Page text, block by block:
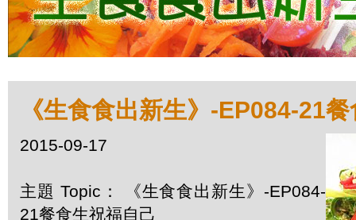
《生食食出新生》-EP084-21
2015-09-17
主題 Topic： 《生食食出新生》-EP084-
21餐食生祝福自己